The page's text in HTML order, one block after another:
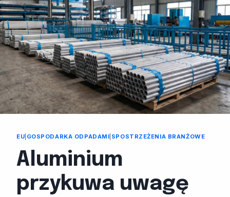
EU GOSPODARKA ODPADAMI SPOSTRZEŻENIA BRANŻOWE
Aluminium
przykuwa uwagę